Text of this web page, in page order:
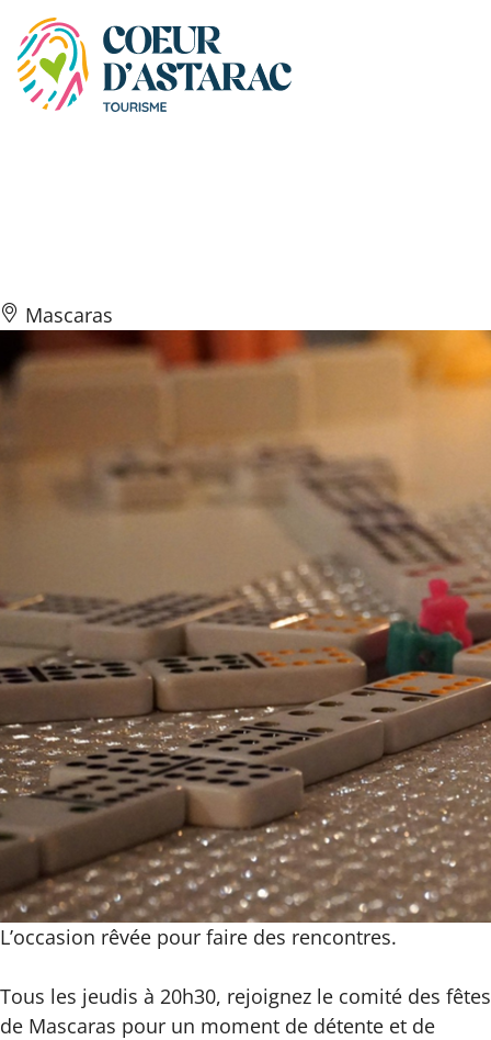
Panneau de gestion des cookies
Mascaras
L’occasion rêvée pour faire des rencontres.
Tous les jeudis à 20h30, rejoignez le comité des fêtes
de Mascaras pour un moment de détente et de